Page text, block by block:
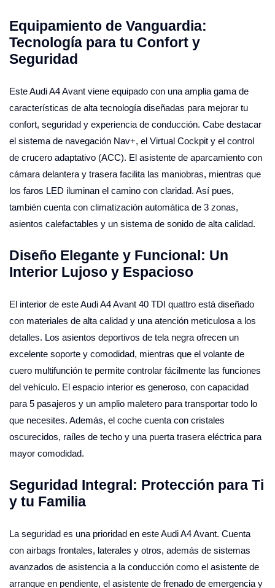
Equipamiento de Vanguardia:
Tecnología para tu Confort y
Seguridad
Este Audi A4 Avant viene equipado con una amplia gama de
características de alta tecnología diseñadas para mejorar tu
confort, seguridad y experiencia de conducción. Cabe destacar
el sistema de navegación Nav+, el Virtual Cockpit y el control
de crucero adaptativo (ACC). El asistente de aparcamiento con
cámara delantera y trasera facilita las maniobras, mientras que
los faros LED iluminan el camino con claridad. Así pues,
también cuenta con climatización automática de 3 zonas,
asientos calefactables y un sistema de sonido de alta calidad.
Diseño Elegante y Funcional: Un
Interior Lujoso y Espacioso
El interior de este Audi A4 Avant 40 TDI quattro está diseñado
con materiales de alta calidad y una atención meticulosa a los
detalles. Los asientos deportivos de tela negra ofrecen un
excelente soporte y comodidad, mientras que el volante de
cuero multifunción te permite controlar fácilmente las funciones
del vehículo. El espacio interior es generoso, con capacidad
para 5 pasajeros y un amplio maletero para transportar todo lo
que necesites. Además, el coche cuenta con cristales
oscurecidos, raíles de techo y una puerta trasera eléctrica para
mayor comodidad.
Seguridad Integral: Protección para Ti
y tu Familia
La seguridad es una prioridad en este Audi A4 Avant. Cuenta
con airbags frontales, laterales y otros, además de sistemas
avanzados de asistencia a la conducción como el asistente de
arranque en pendiente, el asistente de frenado de emergencia y